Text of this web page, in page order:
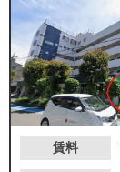
賃料